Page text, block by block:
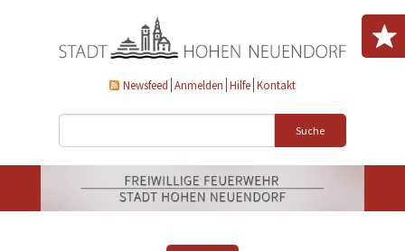
Newsfeed Anmelden Hilfe Kontakt
Suche